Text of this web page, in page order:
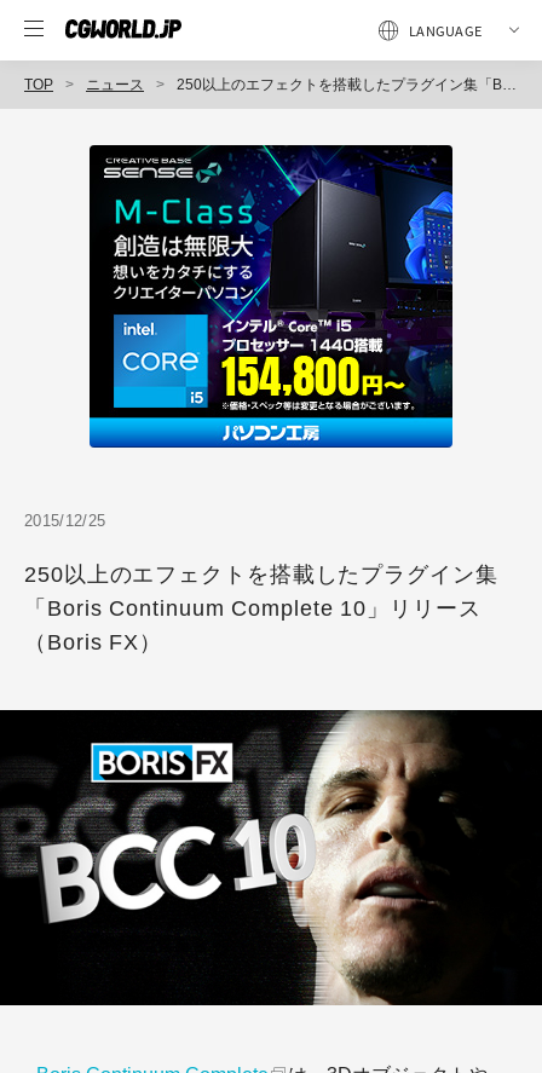
TOP ニュース 250以上のエフェクトを搭載したプラグイン集「Boris Continuum Complete 10」リリース（Boris FX）
2015/12/25
250以上のエフェクトを搭載したプラグイン集
「Boris Continuum Complete 10」リリース
（Boris FX）